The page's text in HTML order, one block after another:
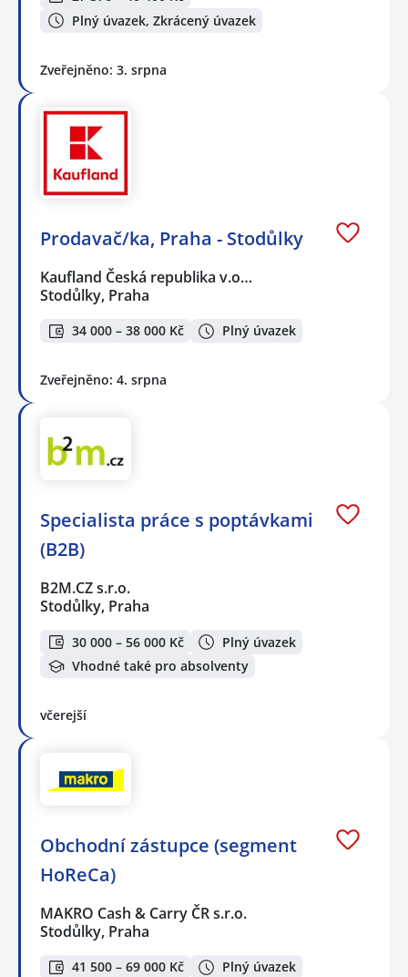
Plný úvazek, Zkrácený úvazek
Zveřejněno: 3. srpna
Prodavač/ka, Praha - Stodůlky
Kaufland Česká republika v.o…
Stodůlky, Praha
34 000 – 38 000 Kč Plný úvazek
Zveřejněno: 4. srpna
Specialista práce s poptávkami
(B2B)
B2M.CZ s.r.o.
Stodůlky, Praha
30 000 – 56 000 Kč
Plný úvazek
Vhodné také pro absolventy
včerejší
Obchodní zástupce (segment
HoReCa)
MAKRO Cash & Carry ČR s.r.o.
Stodůlky, Praha
41 500 – 69 000 Kč Plný úvazek